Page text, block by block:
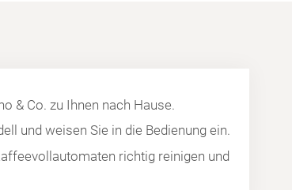
& Co. zu Ihnen nach Hause.
und weisen Sie in die Bedienung ein.
richtig reinigen und